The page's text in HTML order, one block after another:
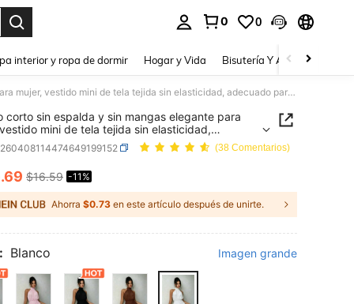
0 0
interior y ropa de dormir Hogar y Vida Bisutería Y Accesorios
Vestido corto sin espalda y sin mangas elegante para mujer, vestido mini de tela tejida sin elasticidad, adecuado para fiestas de verano y atuendos sexys, blanco, cita nocturna
corto sin espalda y sin mangas elegante para
mini de tela tejida sin elasticidad,
para fiestas de verano y atuendos sexys,
cita nocturna
(38 Comentarios)
AND AVAILABILITY
.69 $16.59 -11%
Ahorra $0.73 en este artículo después de unirte.
Blanco Imagen grande